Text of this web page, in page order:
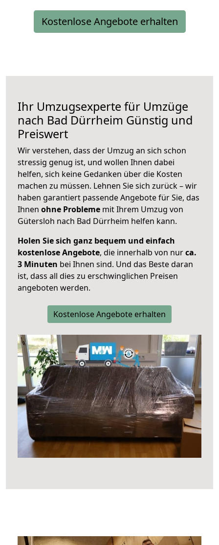
Kostenlose Angebote erhalten
Ihr Umzugsexperte für Umzüge
nach Bad Dürrheim Günstig und
Preiswert
Wir verstehen, dass der Umzug an sich schon
stressig genug ist, und wollen Ihnen dabei
helfen, sich keine Gedanken über die Kosten
machen zu müssen. Lehnen Sie sich zurück – wir
haben garantiert passende Angebote für Sie, das
Ihnen ohne Probleme mit Ihrem Umzug von
Gütersloh nach Bad Dürrheim helfen kann.
Holen Sie sich ganz bequem und einfach
kostenlose Angebote, die innerhalb von nurca.
3 Minuten bei Ihnen sind. Und das Beste daran
ist, dass all dies zu erschwinglichen Preisen
angeboten werden.
Kostenlose Angebote erhalten